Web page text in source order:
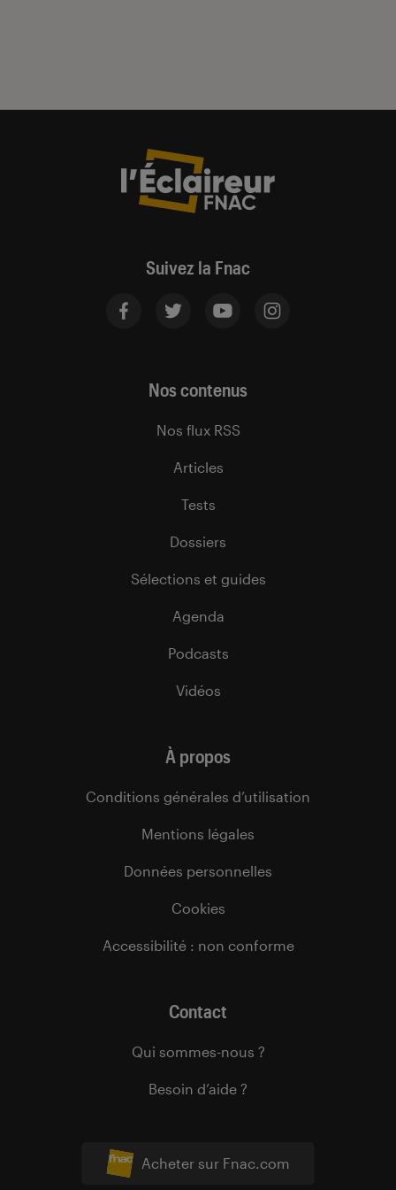
Suivez la Fnac
Acheter sur Fnac.com
Nos contenus
Nos flux RSS
Articles
Tests
Dossiers
Sélections et guides
Agenda
Podcasts
Vidéos
À propos
Conditions générales d’utilisation
Mentions légales
Données personnelles
Cookies
Accessibilité : non conforme
Contact
Qui sommes-nous ?
Besoin d’aide ?